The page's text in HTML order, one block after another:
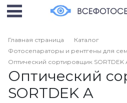
Главная страница
Каталог
Фотосепараторы и рентгены для
Оптический сортировщик SORTDEK
Оптический
SORTDEK A